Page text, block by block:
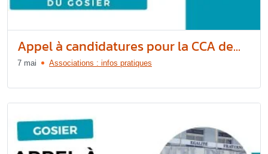
Appel à candidatures pour la CCA de...
7 mai Associations : infos pratiques